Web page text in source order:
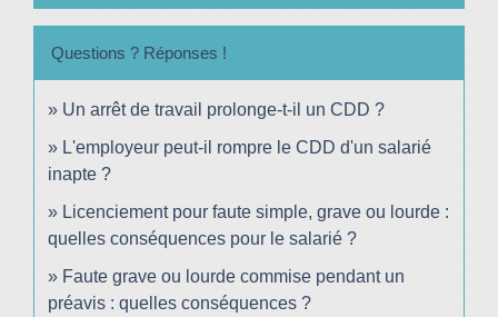
Questions ? Réponses !
Un arrêt de travail prolonge-t-il un CDD ?
L'employeur peut-il rompre le CDD d'un salarié
inapte ?
Licenciement pour faute simple, grave ou lourde :
quelles conséquences pour le salarié ?
Faute grave ou lourde commise pendant un
préavis : quelles conséquences ?